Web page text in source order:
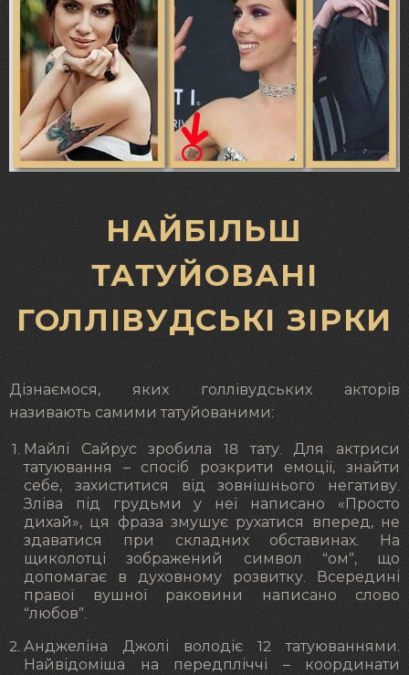
НАЙБІЛЬШ
ТАТУЙОВАНІ
ГОЛЛІВУДСЬКІ ЗІРКИ
Дізнаємося, яких голлівудських акторів
називають самими татуйованими:
Майлі Сайрус зробила 18 тату. Для актриси
татуювання – спосіб розкрити емоції, знайти
себе, захиститися від зовнішнього негативу.
Зліва під грудьми у неї написано «Просто
дихай», ця фраза змушує рухатися вперед, не
здаватися при складних обставинах. На
щиколотці зображений символ “ом”, що
допомагає в духовному розвитку. Всередині
правої вушної раковини написано слово
“любов”.
Анджеліна Джолі володіє 12 татуюваннями.
Найвідоміша на передпліччі – координати